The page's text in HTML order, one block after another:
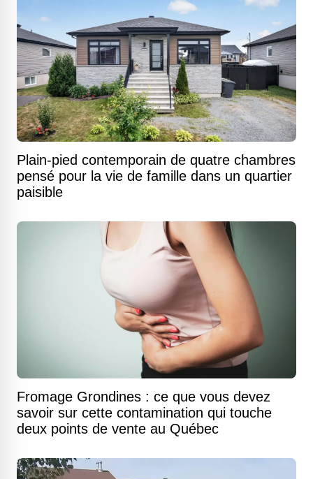
Plain-pied contemporain de quatre chambres
pensé pour la vie de famille dans un quartier
paisible
Fromage Grondines : ce que vous devez
savoir sur cette contamination qui touche
deux points de vente au Québec